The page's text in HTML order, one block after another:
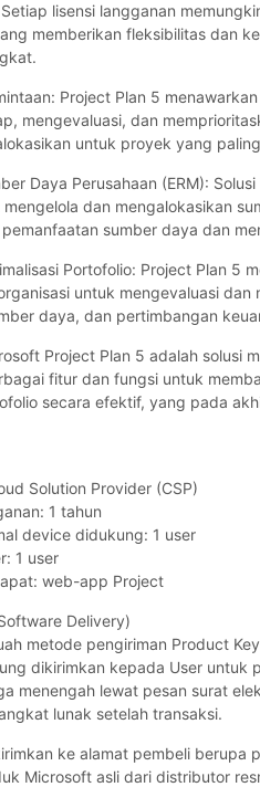
lisensi langganan
memberikan fleksibilitas dan
Project Plan 5
mengevaluasi, dan
untuk proyek yang
Daya Perusahaan (ERM):
mengelola dan mengalokasikan
sumber daya dan
Portofolio: Project Plan 5
untuk mengevaluasi
daya, dan pertimbangan
Project Plan 5 adalah solusi
fitur dan fungsi untuk
secara efektif, yang pada
Solution Provider (CSP)
1 tahun
device didukung: 1 user
1 user
web-app Project
Delivery)
metode pengiriman Product
dikirimkan kepada User untuk
menengah lewat pesan surat
lunak setelah transaksi.
ke alamat pembeli berupa
Microsoft asli dari distributor